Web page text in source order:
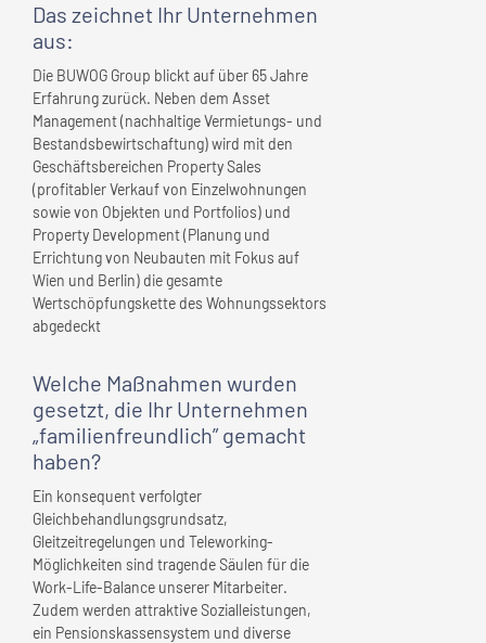
Das zeichnet Ihr Unternehmen
aus:
Die BUWOG Group blickt auf über 65 Jahre
Erfahrung zurück. Neben dem Asset
Management (nachhaltige Vermietungs- und
Bestandsbewirtschaftung) wird mit den
Geschäftsbereichen Property Sales
(profitabler Verkauf von Einzelwohnungen
sowie von Objekten und Portfolios) und
Property Development (Planung und
Errichtung von Neubauten mit Fokus auf
Wien und Berlin) die gesamte
Wertschöpfungskette des Wohnungssektors
abgedeckt
Welche Maßnahmen wurden
gesetzt, die Ihr Unternehmen
„familienfreundlich” gemacht
haben?
Ein konsequent verfolgter
Gleichbehandlungsgrundsatz,
Gleitzeitregelungen und Teleworking-
Möglichkeiten sind tragende Säulen für die
Work-Life-Balance unserer Mitarbeiter.
Zudem werden attraktive Sozialleistungen,
ein Pensionskassensystem und diverse